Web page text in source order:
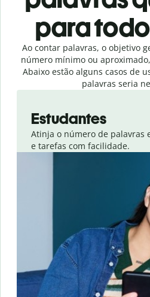
para
Ao contar palavras, o objetivo
número mínimo ou
Abaixo estão alguns casos de
palavras seria
Estudantes
Atinja o número de palavras
e tarefas com facilidade.